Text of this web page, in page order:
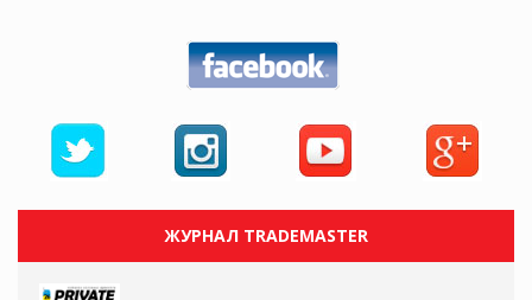
ЖУРНАЛ TRADEMASTER